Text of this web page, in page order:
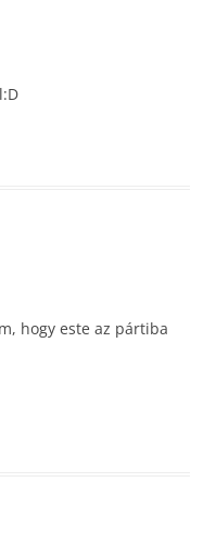
hogy este az pártiba